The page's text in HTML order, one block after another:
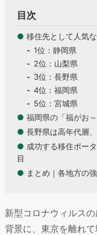
目次
● 移住先として人気
1位：静岡県
2位：山梨県
3位：長野県
4位：福岡県
5位：宮城県
● 福岡県の「福がお
● 長野県は高年代層
● 成功する移住ポー
目
● まとめ｜各地方の
新型コロナウィルス
背景に、東京を離れ